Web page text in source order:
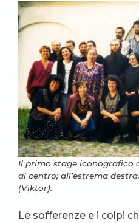
Il primo stage iconografico
al centro; all’estrema
(Viktor).
Le sofferenze e i colpi